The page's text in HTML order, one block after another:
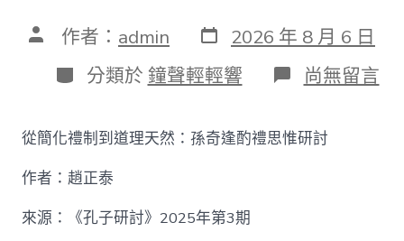
文 作者： admin 發
表
日
期
2026 年 8 月 6 日
分
類
分類於 鐘聲輕輕響 在
〈【趙
泰
找
尚無留言
從簡化禮制到道理天然：孫奇逢酌禮思惟研討
作者：趙正泰
來源：《孔子研討》2025年第3期